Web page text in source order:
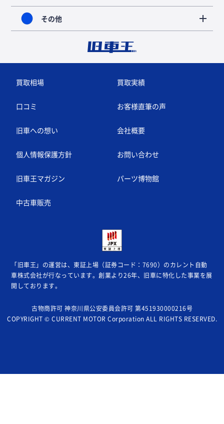
その他
買取相場 買取実績
口コミ お客様直筆の声
旧車への想い 会社概要
個人情報保護方針 お問い合わせ
旧車王マガジン パーツ博物館
中古車販売
「旧車王」の運営は、東証上場（証券コード：7690）のカレント自動
車株式会社が行なっています。創業より26年、旧車に特化した事業を展
開しております。
古物商許可 神奈川県公安委員会許可 第451930000216号
COPYRIGHT © CURRENT MOTOR Corporation ALL RIGHTS RESERVED.